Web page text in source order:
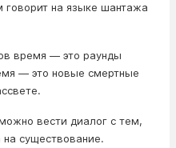
на языке шантажа
время — это раунды
— это новые смертные
вести диалог с тем,
существование.